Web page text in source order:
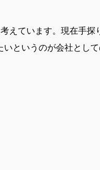
えています。現在手探
というのが会社とし